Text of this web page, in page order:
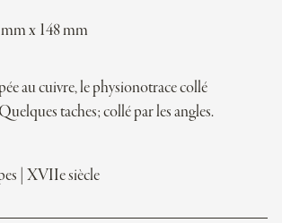
x 148 mm
au cuivre, le physionotrace collé
taches; collé par les angles.
XVIIe siècle